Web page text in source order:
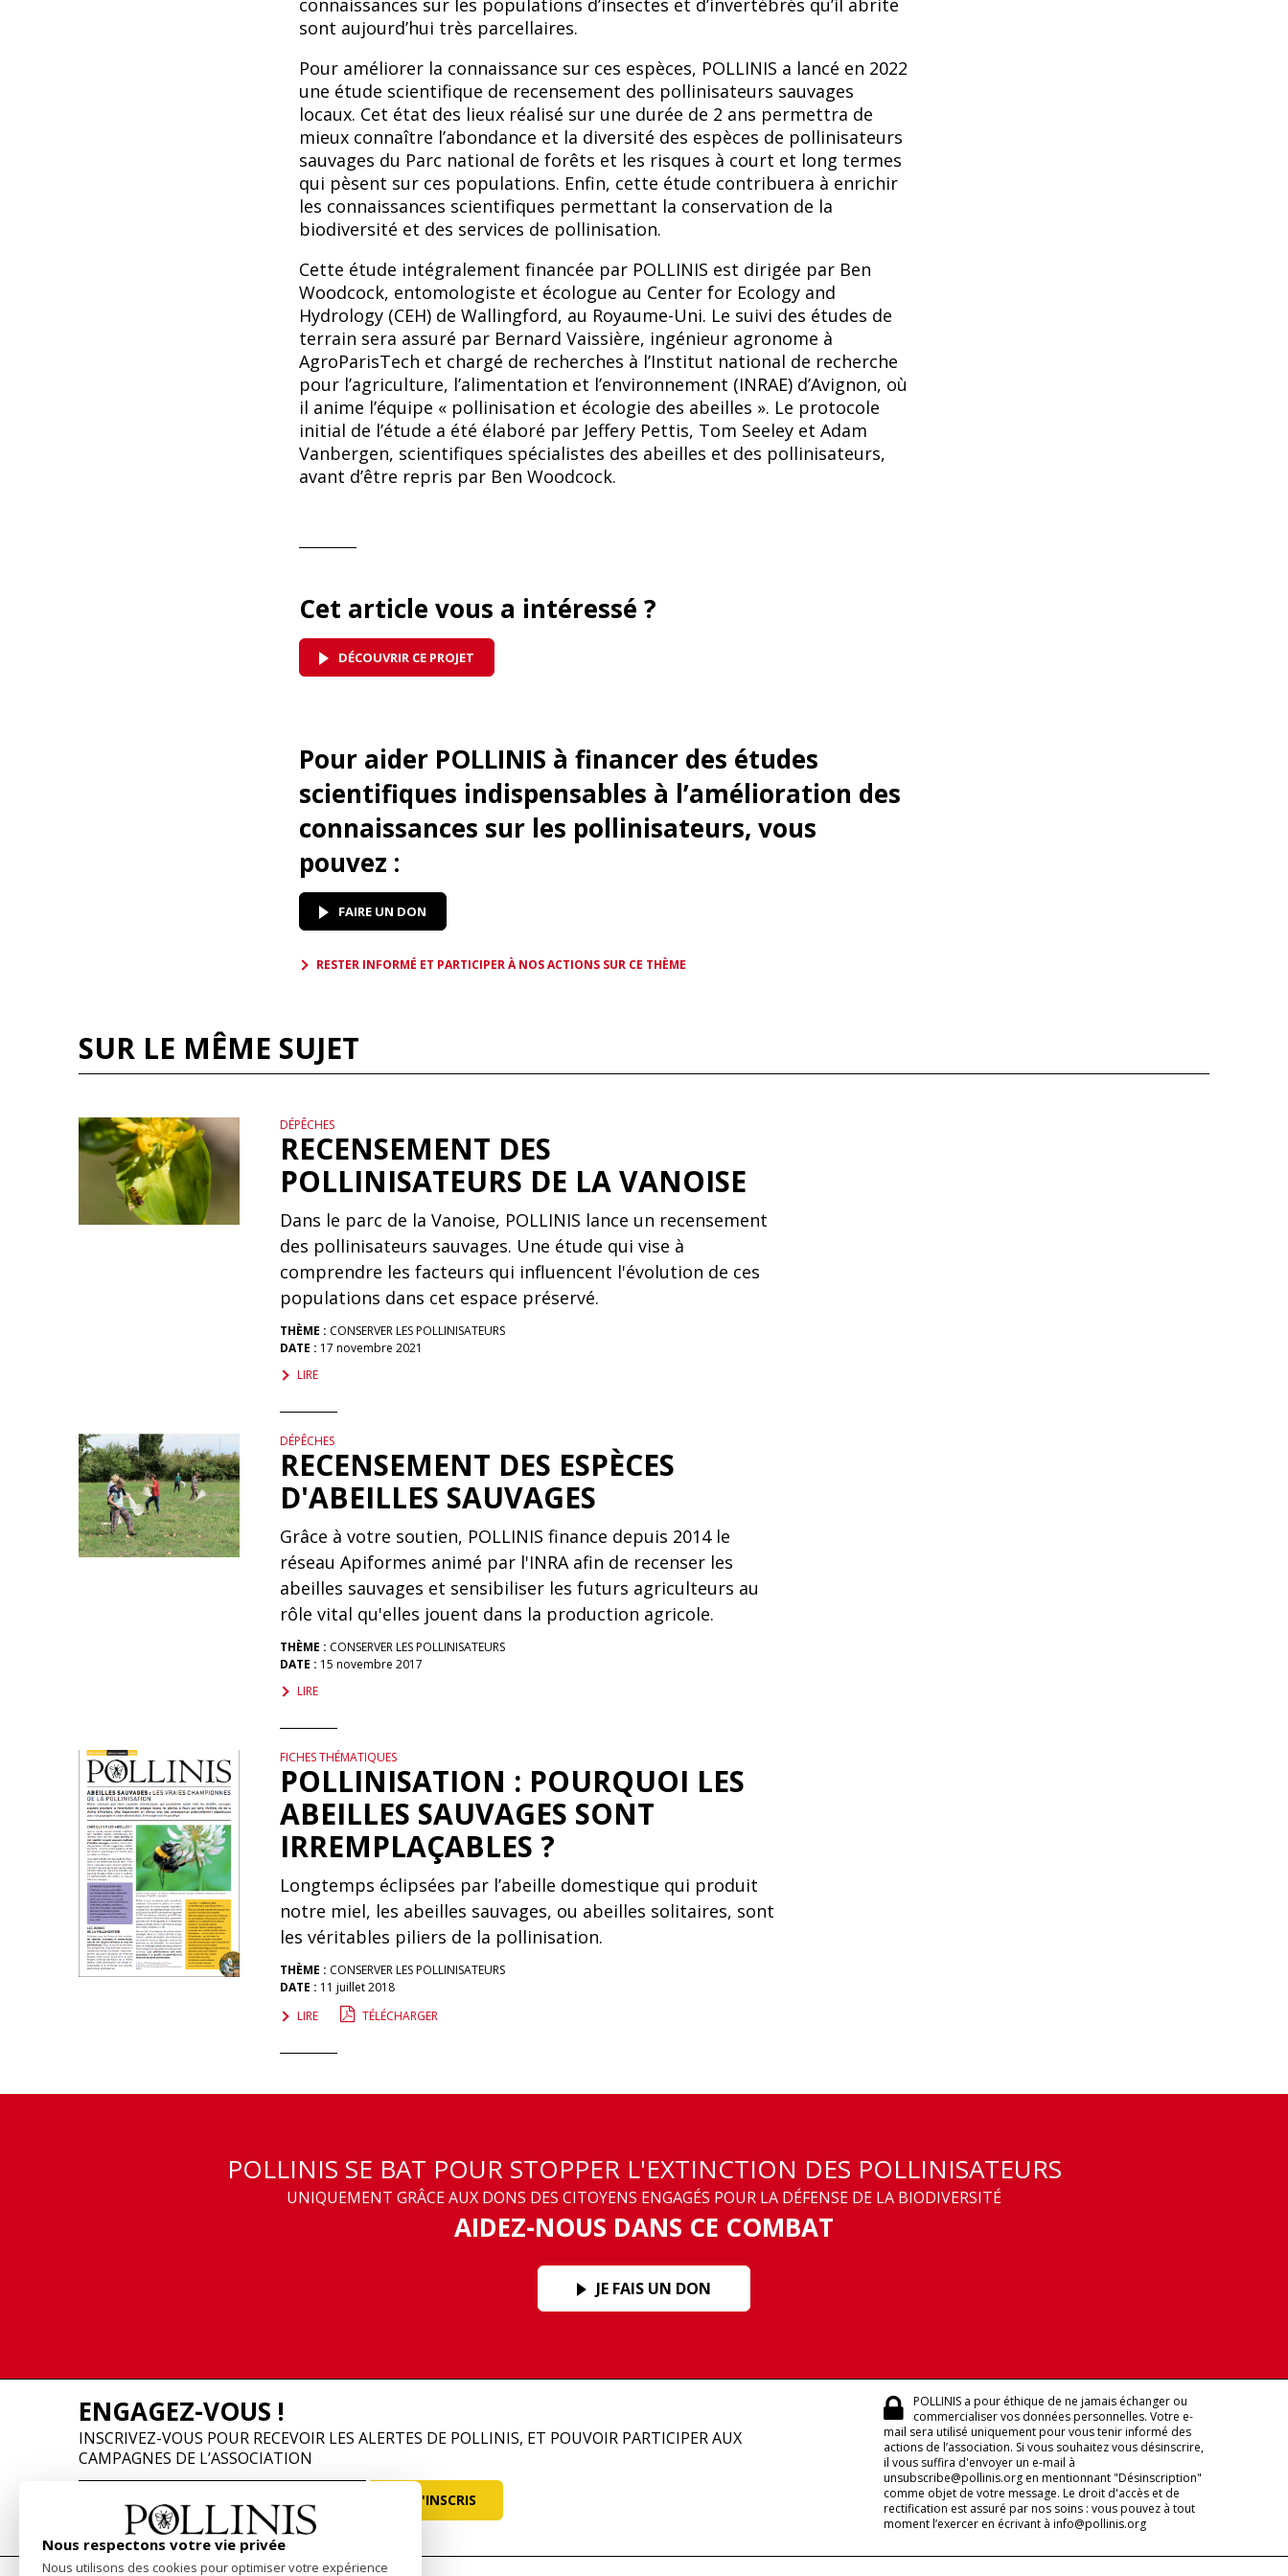
connaissances sur les populations d’insectes et d’invertébrés qu’il abrite
sont aujourd’hui très parcellaires.
Pour améliorer la connaissance sur ces espèces, POLLINIS a lancé en 2022
une étude scientifique de recensement des pollinisateurs sauvages
locaux. Cet état des lieux réalisé sur une durée de 2 ans permettra de
mieux connaître l’abondance et la diversité des espèces de pollinisateurs
sauvages du Parc national de forêts et les risques à court et long termes
qui pèsent sur ces populations. Enfin, cette étude contribuera à enrichir
les connaissances scientifiques permettant la conservation de la
biodiversité et des services de pollinisation.
Cette étude intégralement financée par POLLINIS est dirigée par Ben
Woodcock, entomologiste et écologue au Center for Ecology and
Hydrology (CEH) de Wallingford, au Royaume-Uni. Le suivi des études de
terrain sera assuré par Bernard Vaissière, ingénieur agronome à
AgroParisTech et chargé de recherches à l’Institut national de recherche
pour l’agriculture, l’alimentation et l’environnement (INRAE) d’Avignon, où
il anime l’équipe « pollinisation et écologie des abeilles ». Le protocole
initial de l’étude a été élaboré par Jeffery Pettis, Tom Seeley et Adam
Vanbergen, scientifiques spécialistes des abeilles et des pollinisateurs,
avant d’être repris par Ben Woodcock.
Cet article vous a intéressé ?
DÉCOUVRIR CE PROJET
Pour aider POLLINIS à financer des études
scientifiques indispensables à l’amélioration des
connaissances sur les pollinisateurs, vous
pouvez :
FAIRE UN DON
RESTER INFORMÉ ET PARTICIPER À NOS ACTIONS SUR CE THÈME
SUR LE MÊME SUJET
DÉPÊCHES
RECENSEMENT DES
POLLINISATEURS DE LA VANOISE
Dans le parc de la Vanoise, POLLINIS lance un recensement
des pollinisateurs sauvages. Une étude qui vise à
comprendre les facteurs qui influencent l'évolution de ces
populations dans cet espace préservé.
THÈME : CONSERVER LES POLLINISATEURS
DATE : 17 novembre 2021
LIRE
DÉPÊCHES
RECENSEMENT DES ESPÈCES
D'ABEILLES SAUVAGES
Grâce à votre soutien, POLLINIS finance depuis 2014 le
réseau Apiformes animé par l'INRA afin de recenser les
abeilles sauvages et sensibiliser les futurs agriculteurs au
rôle vital qu'elles jouent dans la production agricole.
THÈME : CONSERVER LES POLLINISATEURS
DATE : 15 novembre 2017
LIRE
FICHES THÉMATIQUES
POLLINISATION : POURQUOI LES
ABEILLES SAUVAGES SONT
IRREMPLAÇABLES ?
Longtemps éclipsées par l’abeille domestique qui produit
notre miel, les abeilles sauvages, ou abeilles solitaires, sont
les véritables piliers de la pollinisation.
THÈME : CONSERVER LES POLLINISATEURS
DATE : 11 juillet 2018
LIRE
TÉLÉCHARGER
POLLINIS SE BAT POUR STOPPER L'EXTINCTION DES POLLINISATEURS
UNIQUEMENT GRÂCE AUX DONS DES CITOYENS ENGAGÉS POUR LA DÉFENSE DE LA BIODIVERSITÉ
AIDEZ-NOUS DANS CE COMBAT
JE FAIS UN DON
ENGAGEZ-VOUS !
INSCRIVEZ-VOUS POUR RECEVOIR LES ALERTES DE POLLINIS, ET POUVOIR PARTICIPER AUX
CAMPAGNES DE L’ASSOCIATION
POLLINIS a pour éthique de ne jamais échanger ou
commercialiser vos données personnelles. Votre e-
mail sera utilisé uniquement pour vous tenir informé des
actions de l’association. Si vous souhaitez vous désinscrire,
il vous suffira d'envoyer un e-mail à
unsubscribe@pollinis.org en mentionnant "Désinscription"
comme objet de votre message. Le droit d'accès et de
rectification est assuré par nos soins : vous pouvez à tout
moment l’exercer en écrivant à info@pollinis.org
Nous respectons votre vie privée
Nous utilisons des cookies pour optimiser votre expérience